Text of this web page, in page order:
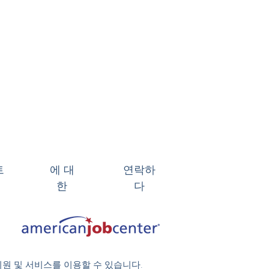
에 대
한
연락하
다
및 서비스를 이용할 수 있습니다.